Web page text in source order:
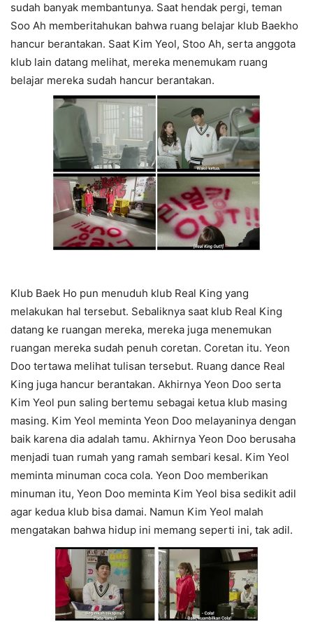
sudah banyak membantunya. Saat hendak pergi, teman
Soo Ah memberitahukan bahwa ruang belajar klub Baekho
hancur berantakan. Saat Kim Yeol, Stoo Ah, serta anggota
klub lain datang melihat, mereka menemukam ruang
belajar mereka sudah hancur berantakan.
Klub Baek Ho pun menuduh klub Real King yang
melakukan hal tersebut. Sebaliknya saat klub Real King
datang ke ruangan mereka, mereka juga menemukan
ruangan mereka sudah penuh coretan. Coretan itu. Yeon
Doo tertawa melihat tulisan tersebut. Ruang dance Real
King juga hancur berantakan. Akhirnya Yeon Doo serta
Kim Yeol pun saling bertemu sebagai ketua klub masing
masing. Kim Yeol meminta Yeon Doo melayaninya dengan
baik karena dia adalah tamu. Akhirnya Yeon Doo berusaha
menjadi tuan rumah yang ramah sembari kesal. Kim Yeol
meminta minuman coca cola. Yeon Doo memberikan
minuman itu, Yeon Doo meminta Kim Yeol bisa sedikit adil
agar kedua klub bisa damai. Namun Kim Yeol malah
mengatakan bahwa hidup ini memang seperti ini, tak adil.